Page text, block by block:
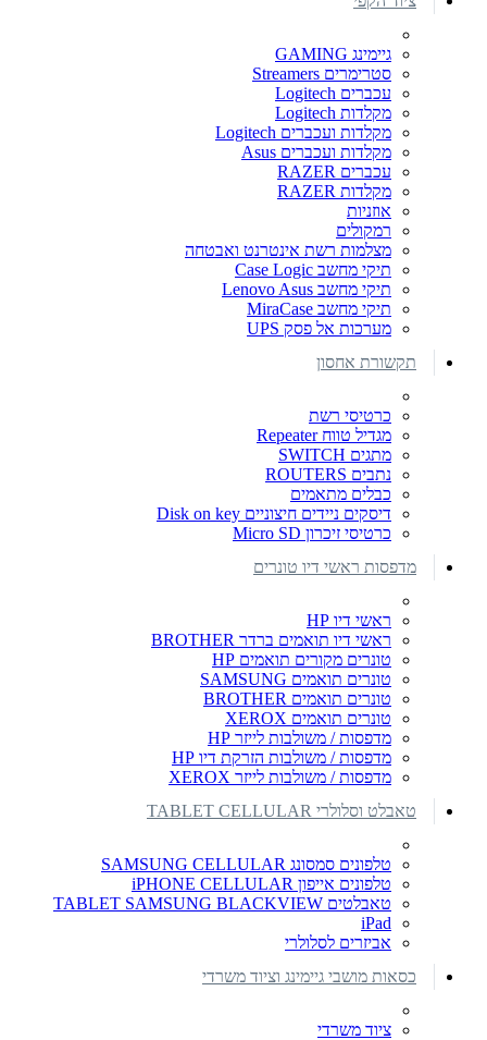
גיימינג GAMING
סטרימרים Streamers
עכברים Logitech
מקלדות Logitech
מקלדות ועכברים Logitech
מקלדות ועכברים Asus
עכברים RAZER
מקלדות RAZER
אוזניות
רמקולים
מצלמות רשת אינטרנט ואבטחה
תיקי מחשב Case Logic
תיקי מחשב Lenovo Asus
תיקי מחשב MiraCase
מערכות אל פסק UPS
תקשורת אחסון
כרטיסי רשת
מגדיל טווח Repeater
מתגים SWITCH
נתבים ROUTERS
כבלים מתאמים
דיסקים ניידים חיצוניים Disk on key
כרטיסי זיכרון Micro SD
מדפסות ראשי דיו טונרים
ראשי דיו HP
ראשי דיו תואמים ברדר BROTHER
טונרים מקורים תואמים HP
טונרים תואמים SAMSUNG
טונרים תואמים BROTHER
טונרים תואמים XEROX
מדפסות / משולבות לייזר HP
מדפסות / משולבות הזרקת דיו HP
מדפסות / משולבות לייזר XEROX
טאבלט וסלולרי TABLET CELLULAR
טלפונים סמסונג SAMSUNG CELLULAR
טלפונים אייפון iPHONE CELLULAR
טאבלטים TABLET SAMSUNG BLACKVIEW
iPad
אביזרים לסלולרי
כסאות מושבי גיימינג וציוד משרדי
ציוד משרדי